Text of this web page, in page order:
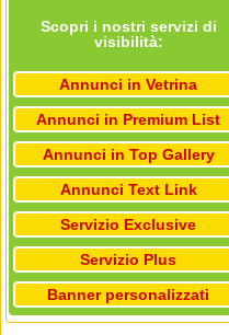
Scopri i nostri servizi di
visibilità:
Annunci in Vetrina
Annunci in Premium List
Annunci in Top Gallery
Annunci Text Link
Servizio Exclusive
Servizio Plus
Banner personalizzati